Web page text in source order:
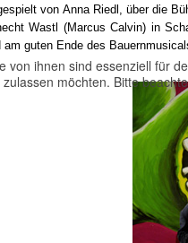
von Anna Riedl, über die
Wastl (Marcus Calvin) in
am guten Ende des
von ihnen sind essenziell für
möchten. Bitte